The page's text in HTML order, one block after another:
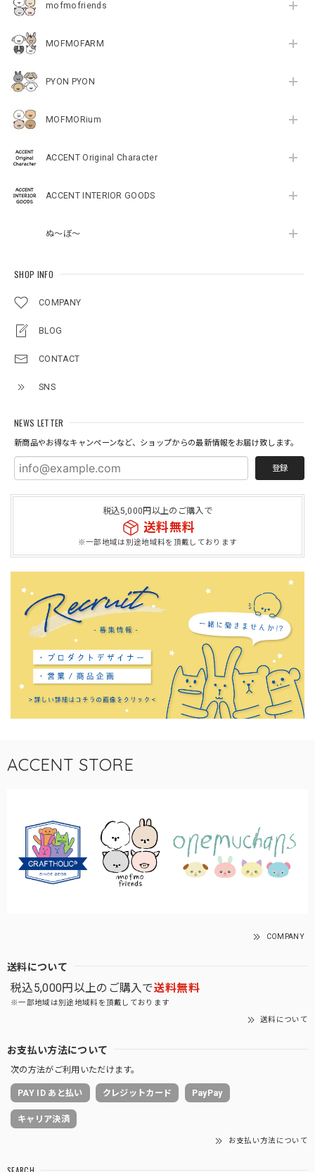
mofmofriends
MOFMOFARM
PYON PYON
MOFMORium
ACCENT Original Character
ACCENT INTERIOR GOODS
ぬ～ぼ～
SHOP INFO
COMPANY
BLOG
CONTACT
SNS
NEWS LETTER
新商品やお得なキャンペーンなど、ショップからの最新情報をお届け致します。
登録
税込5,000円以上のご購入で
送料無料
※一部地域は別途地域料を頂戴しております
ACCENT STORE
COMPANY
送料について
税込5,000円以上のご購入で送料無料
※一部地域は別途地域料を頂戴しております
送料について
お支払い方法について
次の方法がご利用いただけます。
PAY ID あと払い クレジットカード PayPay
キャリア決済
お支払い方法について